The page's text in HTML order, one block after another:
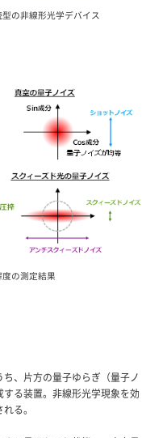
の非線形光学デバイス
の測定結果
、片方の量子ゆらぎ（量子ノ
る装置。非線形光学現象を効
る。